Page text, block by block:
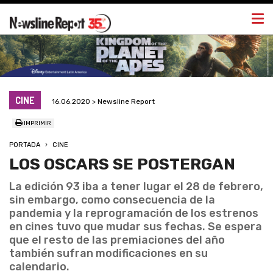
CINE 16.06.2020 > Newsline Report
IMPRIMIR
PORTADA CINE
LOS OSCARS SE POSTERGAN
La edición 93 iba a tener lugar el 28 de febrero,
sin embargo, como consecuencia de la
pandemia y la reprogramación de los estrenos
en cines tuvo que mudar sus fechas. Se espera
que el resto de las premiaciones del año
también sufran modificaciones en su
calendario.